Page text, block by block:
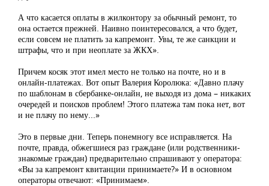
А что касается оплаты в жилконтору за обычный ремонт, то
она остается прежней. Наивно поинтересовался, а что будет,
если совсем не платить за капремонт. Увы, те же санкции и
штрафы, что и при неоплате за ЖКХ».
Причем косяк этот имел место не только на почте, но и в
онлайн-платежах. Вот опыт Валерия Королюка: «Давно плачу
по шаблонам в сбербанке-онлайн, не выходя из дома – никаких
очередей и поисков проблем! Этого платежа там пока нет, вот
и не плачу по нему...»
Это в первые дни. Теперь понемногу все исправляется. На
почте, правда, обжегшиеся раз граждане (или родственники-
знакомые граждан) предварительно спрашивают у оператора:
«Вы за капремонт квитанции принимаете?» И в основном
операторы отвечают: «Принимаем».